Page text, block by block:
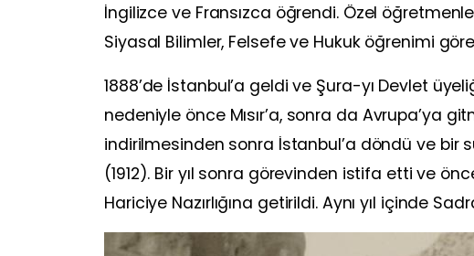
İngilizce ve Fransızca öğrendi. Özel
Siyasal Bilimler, Felsefe ve Hukuk öğrenimi
1888’de İstanbul’a geldi ve Şura-yı Devlet
nedeniyle önce Mısır’a, sonra da Avrupa’ya
indirilmesinden sonra İstanbul’a döndü ve bir
(1912). Bir yıl sonra görevinden istifa etti ve
Hariciye Nazırlığına getirildi. Aynı yıl içinde